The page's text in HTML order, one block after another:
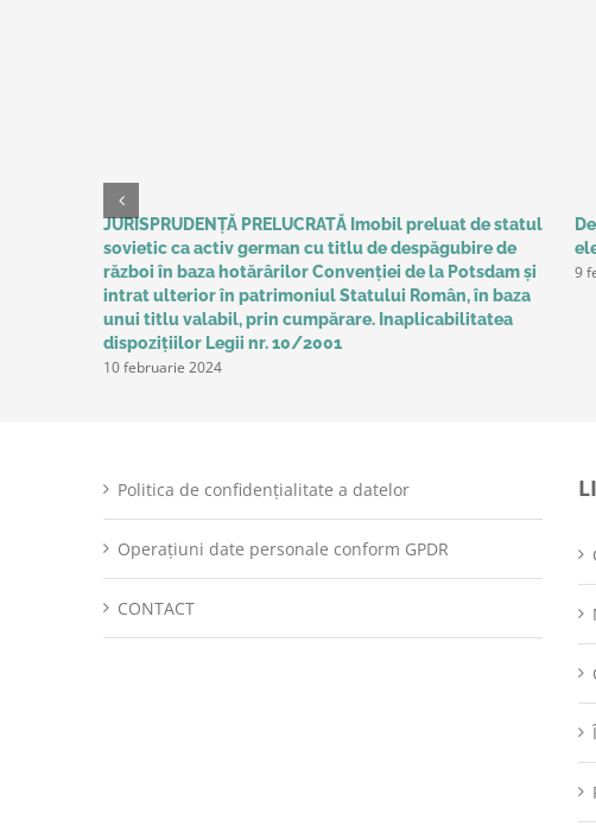
JURISPRUDENȚĂ PRELUCRATĂ Imobil preluat de statul
sovietic ca activ german cu titlu de despăgubire de
război în baza hotărârilor Convenţiei de la Potsdam și
intrat ulterior în patrimoniul Statului Român, în baza
unui titlu valabil, prin cumpărare. Inaplicabilitatea
dispozițiilor Legii nr. 10/2001
10 februarie 2024
9
Politica de confidențialitate a datelor
Operațiuni date personale conform GPDR
CONTACT